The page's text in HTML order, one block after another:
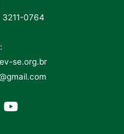
0764
se.org.br